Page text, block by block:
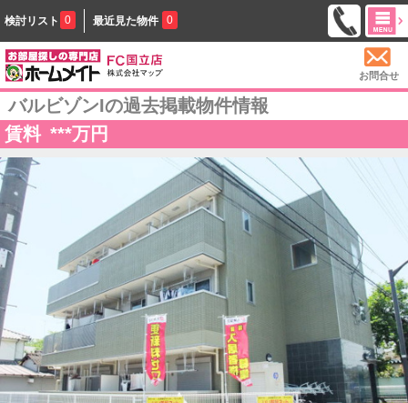
検討リスト 0 最近見た物件 0
お問合せ
バルビゾンIの過去掲載物件情報
賃料 ***万円